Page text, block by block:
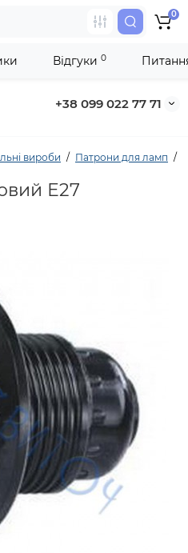
+38 099 022 77 71
0
вироби Патрони для ламп
Е27
Відгуки 0